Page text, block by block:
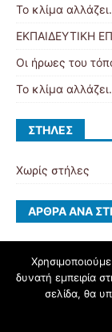
Το κλίμα
ΕΚΠΑΙΔΕΥΤΙΚΗ
Οι ήρωες του
Το κλίμα
ΣΤΉΛΕΣ
Χωρίς στήλες
ΆΡΘΡΑ ΑΝΆ
Όροι Χρήσης
δυνατή εμπειρία
σελίδα, θα